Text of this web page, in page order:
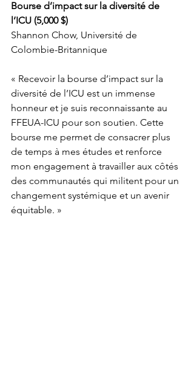
Bourse d’impact sur la diversité de
l’ICU (5,000 $)
Shannon Chow, Université de
Colombie-Britannique
« Recevoir la bourse d’impact sur la
diversité de l’ICU est un immense
honneur et je suis reconnaissante au
FFEUA-ICU pour son soutien. Cette
bourse me permet de consacrer plus
de temps à mes études et renforce
mon engagement à travailler aux côtés
des communautés qui militent pour un
changement systémique et un avenir
équitable. »